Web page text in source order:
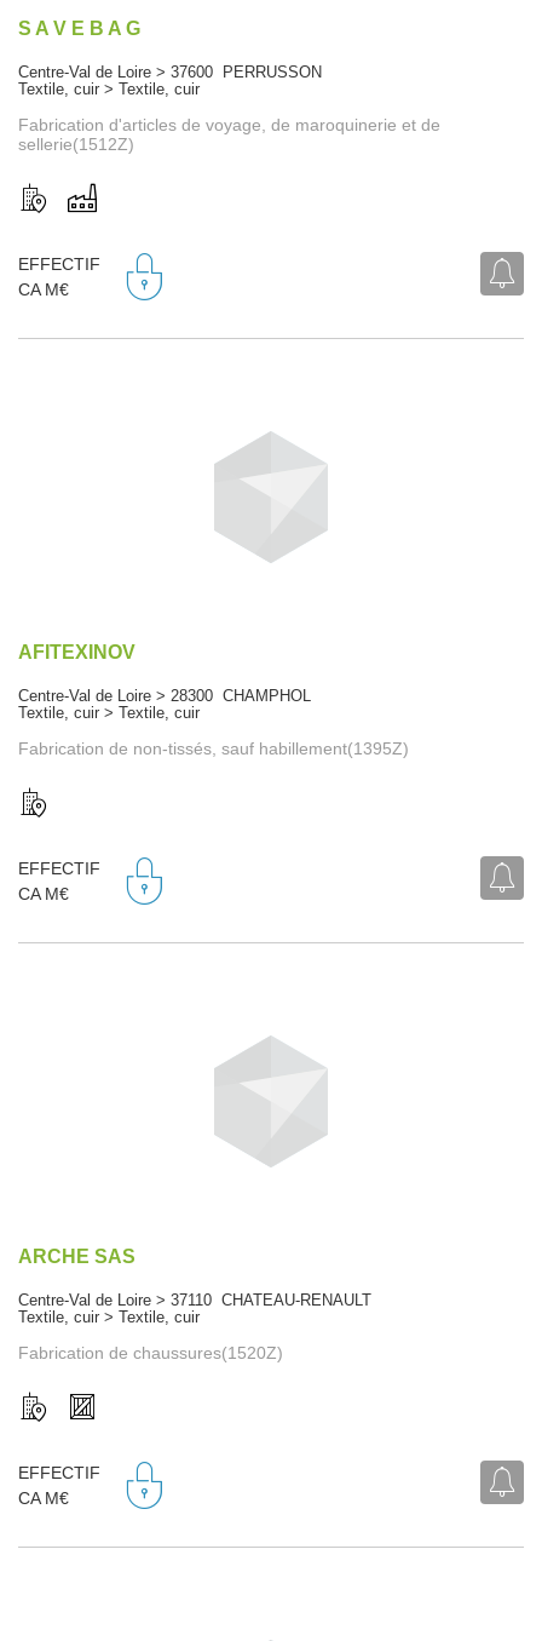
S A V E B A G
Centre-Val de Loire > 37600 PERRUSSON
Textile, cuir > Textile, cuir
Fabrication d'articles de voyage, de maroquinerie et de
sellerie(1512Z)
EFFECTIF
CA M€
AFITEXINOV
Centre-Val de Loire > 28300 CHAMPHOL
Textile, cuir > Textile, cuir
Fabrication de non-tissés, sauf habillement(1395Z)
EFFECTIF
CA M€
ARCHE SAS
Centre-Val de Loire > 37110 CHATEAU-RENAULT
Textile, cuir > Textile, cuir
Fabrication de chaussures(1520Z)
EFFECTIF
CA M€